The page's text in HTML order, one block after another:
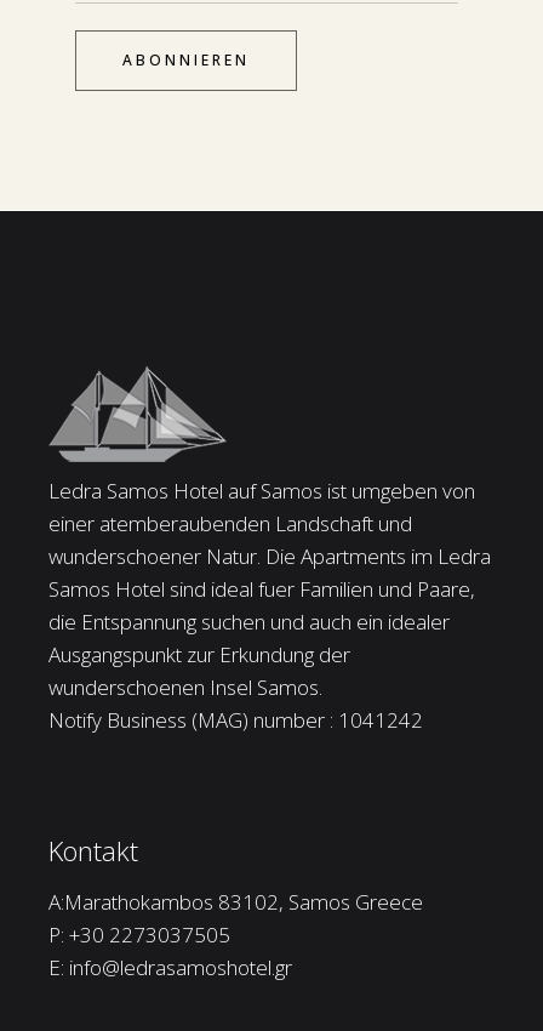
ABONNIEREN
Ledra Samos Hotel auf Samos ist umgeben von
einer atemberaubenden Landschaft und
wunderschoener Natur. Die Apartments im Ledra
Samos Hotel sind ideal fuer Familien und Paare,
die Entspannung suchen und auch ein idealer
Ausgangspunkt zur Erkundung der
wunderschoenen Insel Samos.
Notify Business (MAG) number : 1041242
Kontakt
A:Marathokambos 83102, Samos Greece
P: +30 2273037505
E: info@ledrasamoshotel.gr